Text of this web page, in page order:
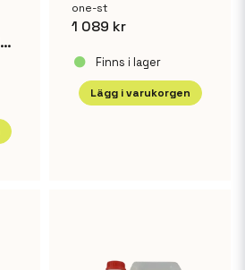
One Solution Kallavfettning Supreme 25 L
one-st
1 089 kr
Finns i lager
Lägg i varukorgen